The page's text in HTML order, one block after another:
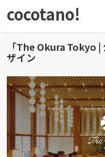
cocotano!
「The Okura Tokyo
ザイン